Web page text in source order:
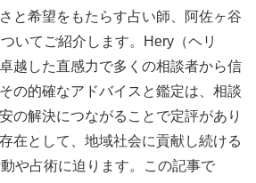
と希望をもたらす占い師、阿佐ヶ谷
いてご紹介します。Hery（ヘリ
越した直感力で多くの相談者から信
の的確なアドバイスと鑑定は、相談
の解決につながることで定評があり
在として、地域社会に貢献し続ける
や占術に迫ります。この記事で